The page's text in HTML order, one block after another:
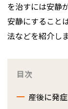
を治すには安静
安静にすること
法などを紹介しま
目次
産後に発